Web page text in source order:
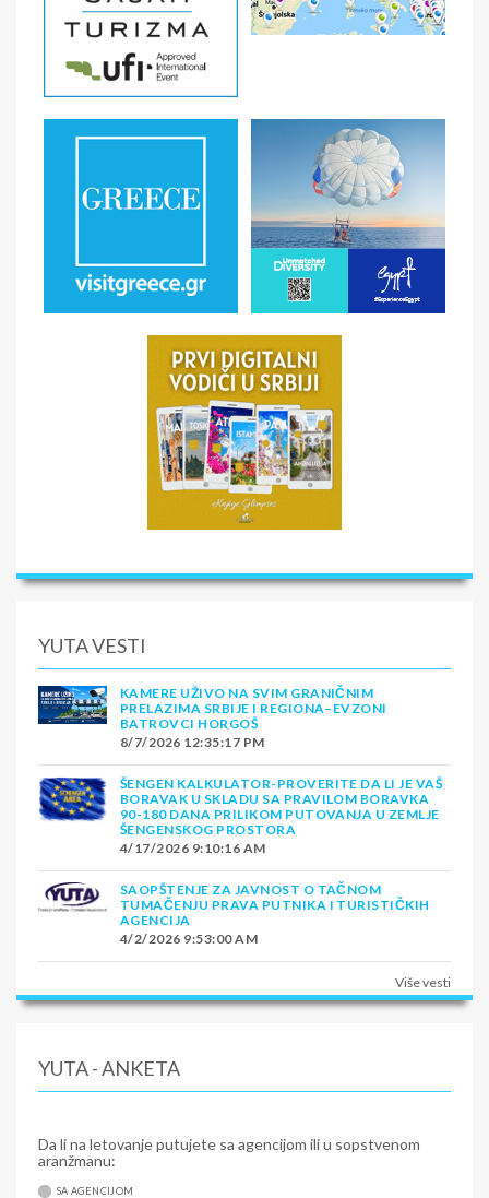
YUTA VESTI
KAMERE UŽIVO NA SVIM GRANIČNIM
PRELAZIMA SRBIJE I REGIONA–EVZONI
BATROVCI HORGOŠ
8/7/2026 12:35:17 PM
ŠENGEN KALKULATOR-PROVERITE DA LI JE VAŠ
BORAVAK U SKLADU SA PRAVILOM BORAVKA
90-180 DANA PRILIKOM PUTOVANJA U ZEMLJE
ŠENGENSKOG PROSTORA
4/17/2026 9:10:16 AM
SAOPŠTENJE ZA JAVNOST O TAČNOM
TUMAČENJU PRAVA PUTNIKA I TURISTIČKIH
AGENCIJA
4/2/2026 9:53:00 AM
Više vesti
YUTA - ANKETA
Da li na letovanje putujete sa agencijom ili u sopstvenom
aranžmanu:
SA AGENCIJOM